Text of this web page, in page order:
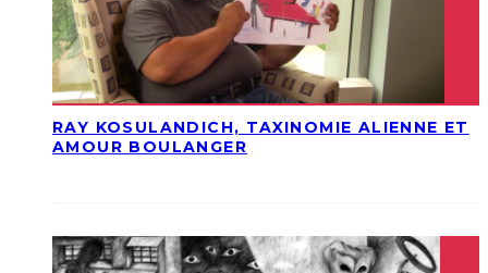
RAY KOSULANDICH, TAXINOMIE ALIENNE ET
AMOUR BOULANGER